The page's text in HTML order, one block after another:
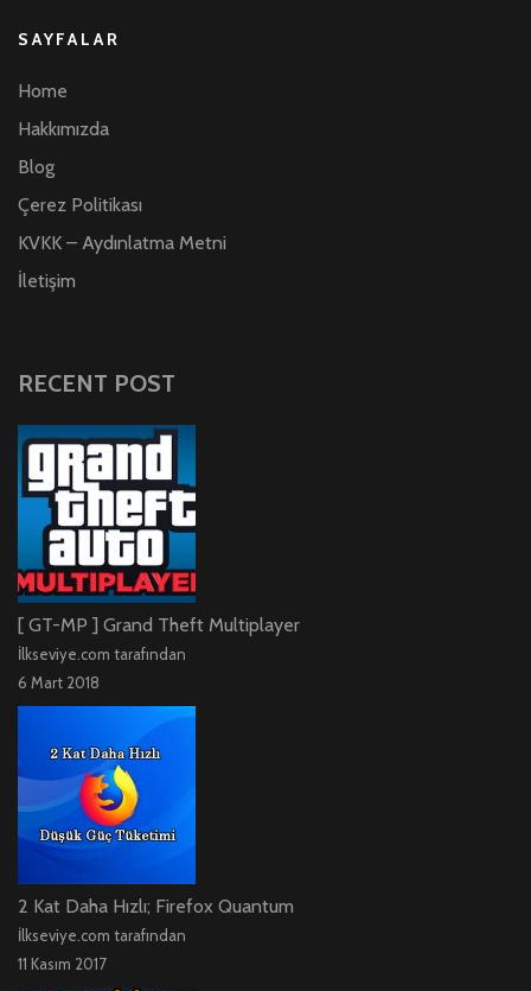
SAYFALAR
Home
Hakkımızda
Blog
Çerez Politikası
KVKK – Aydınlatma Metni
İletişim
RECENT POST
[ GT-MP ] Grand Theft Multiplayer
İlkseviye.com tarafından
6 Mart 2018
2 Kat Daha Hızlı; Firefox Quantum
İlkseviye.com tarafından
11 Kasım 2017